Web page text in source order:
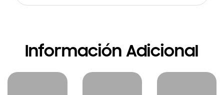
Información Adicional